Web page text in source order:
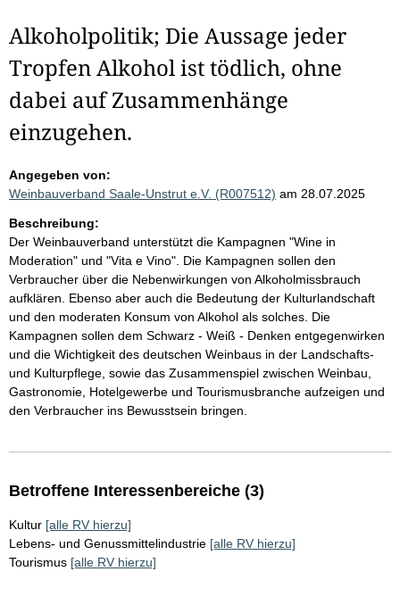
Alkoholpolitik; Die Aussage jeder
Tropfen Alkohol ist tödlich, ohne
dabei auf Zusammenhänge
einzugehen.
Angegeben von:
Weinbauverband Saale-Unstrut e.V. (R007512) am 28.07.2025
Beschreibung:
Der Weinbauverband unterstützt die Kampagnen "Wine in
Moderation" und "Vita e Vino". Die Kampagnen sollen den
Verbraucher über die Nebenwirkungen von Alkoholmissbrauch
aufklären. Ebenso aber auch die Bedeutung der Kulturlandschaft
und den moderaten Konsum von Alkohol als solches. Die
Kampagnen sollen dem Schwarz - Weiß - Denken entgegenwirken
und die Wichtigkeit des deutschen Weinbaus in der Landschafts-
und Kulturpflege, sowie das Zusammenspiel zwischen Weinbau,
Gastronomie, Hotelgewerbe und Tourismusbranche aufzeigen und
den Verbraucher ins Bewusstsein bringen.
Betroffene Interessenbereiche (3)
Kultur [alle RV hierzu]
Lebens- und Genussmittelindustrie [alle RV hierzu]
Tourismus [alle RV hierzu]